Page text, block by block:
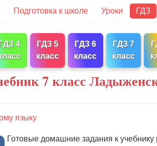
Подготовка к школе Уроки ГДЗ
ГДЗ 4
ГДЗ 5
класс
ГДЗ 6
класс
ГДЗ 7
класс
7 класс
языку
Готовые домашние задания к учебнику